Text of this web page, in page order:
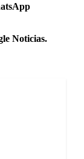
Noticias.